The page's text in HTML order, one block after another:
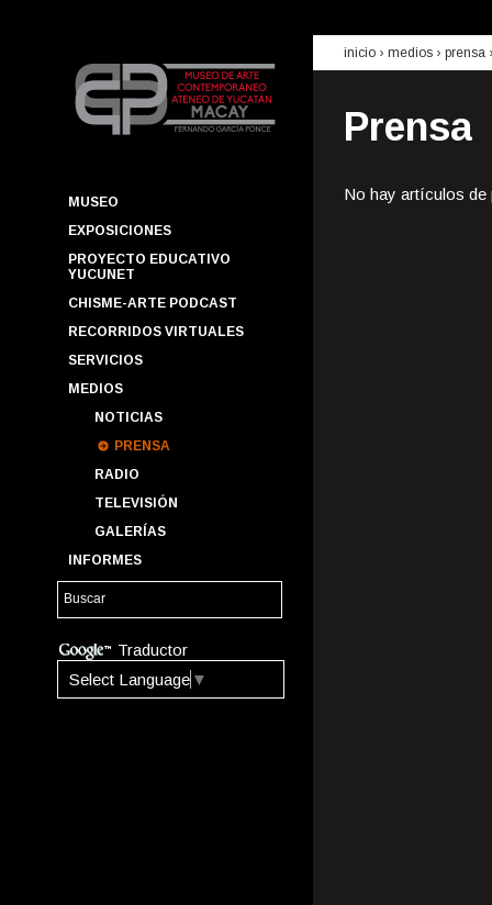
MUSEO
EXPOSICIONES
PROYECTO EDUCATIVO
YUCUNET
CHISME-ARTE PODCAST
RECORRIDOS VIRTUALES
SERVICIOS
MEDIOS
NOTICIAS
PRENSA
RADIO
TELEVISIÓN
GALERÍAS
INFORMES
Traductor
Select Language ▼
inicio › medios › prensa
Prensa
No hay artículos de